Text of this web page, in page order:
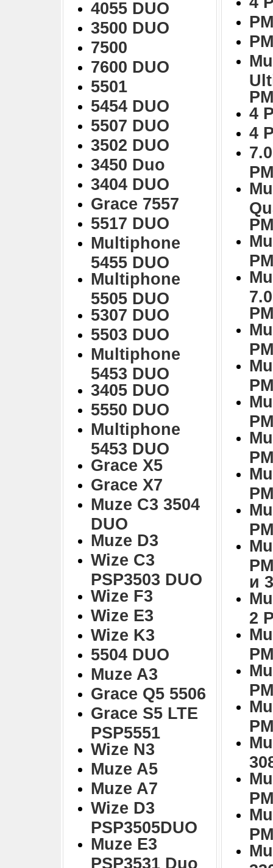
4055 DUO
3500 DUO
7500
7600 DUO
5501
5454 DUO
5507 DUO
3502 DUO
3450 Duo
3404 DUO
Grace 7557
5517 DUO
Multiphone
5455 DUO
Multiphone
5505 DUO
5307 DUO
5503 DUO
Multiphone
5453 DUO
3405 DUO
5550 DUO
Multiphone
5453 DUO
Grace X5
Grace X7
Muze C3 3504
DUO
Muze D3
Wize C3
PSP3503 DUO
Wize F3
Wize E3
Wize K3
5504 DUO
Muze A3
Grace Q5 5506
Grace S5 LTE
PSP5551
Wize N3
Muze A5
Muze A7
Wize D3
PSP3505DUO
Muze E3
PSP3531 Duo
4
4
и
2